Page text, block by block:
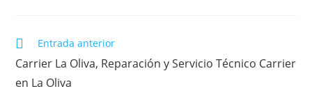
Leer
artículos
Entrada anterior
Carrier La Oliva, Reparación y Servicio Técnico Carrier
en La Oliva